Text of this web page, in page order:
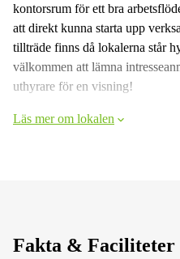
kontorsrum för ett bra
att direkt kunna starta upp
tillträde finns då lokalerna står
välkommen att lämna
uthyrare för en visning!
Läs mer om lokalen
Fakta & Faciliteter